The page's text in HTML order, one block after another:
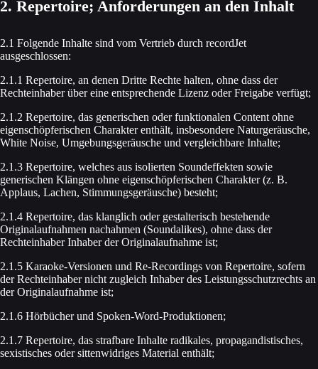
2. Repertoire; Anforderungen an den Inhalt
2.1 Folgende Inhalte sind vom Vertrieb durch recordJet
ausgeschlossen:
2.1.1 Repertoire, an denen Dritte Rechte halten, ohne dass der
Rechteinhaber über eine entsprechende Lizenz oder Freigabe verfügt;
2.1.2 Repertoire, das generischen oder funktionalen Content ohne
eigenschöpferischen Charakter enthält, insbesondere Naturgeräusche,
White Noise, Umgebungsgeräusche und vergleichbare Inhalte;
2.1.3 Repertoire, welches aus isolierten Soundeffekten sowie
generischen Klängen ohne eigenschöpferischen Charakter (z. B.
Applaus, Lachen, Stimmungsgeräusche) besteht;
2.1.4 Repertoire, das klanglich oder gestalterisch bestehende
Originalaufnahmen nachahmen (Soundalikes), ohne dass der
Rechteinhaber Inhaber der Originalaufnahme ist;
2.1.5 Karaoke-Versionen und Re-Recordings von Repertoire, sofern
der Rechteinhaber nicht zugleich Inhaber des Leistungsschutzrechts an
der Originalaufnahme ist;
2.1.6 Hörbücher und Spoken-Word-Produktionen;
2.1.7 Repertoire, das strafbare Inhalte radikales, propagandistisches,
sexistisches oder sittenwidriges Material enthält;